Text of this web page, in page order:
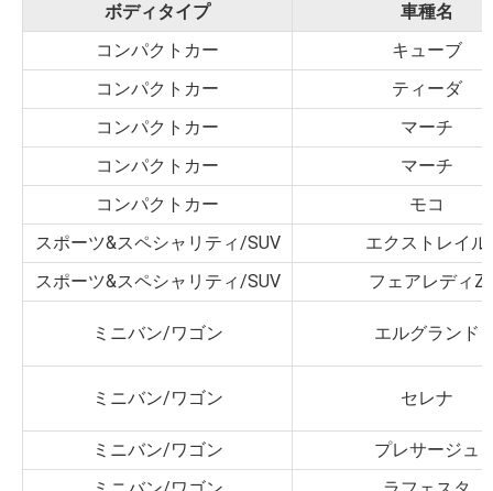
ボディタイプ
車種名
コンパクトカー
キューブ
コンパクトカー
ティーダ
コンパクトカー
マーチ
コンパクトカー
マーチ
コンパクトカー
モコ
スポーツ&スペシャリティ/SUV
エクストレイル
スポーツ&スペシャリティ/SUV
フェアレディZ
ミニバン/ワゴン エルグランド
ミニバン/ワゴン セレナ
ミニバン/ワゴン
プレサージュ